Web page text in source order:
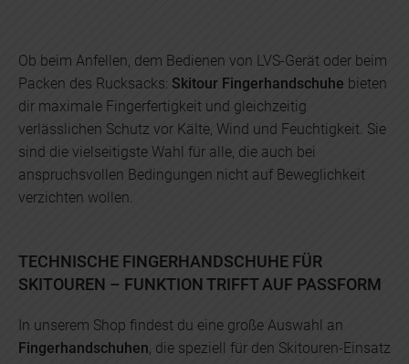
Ob beim Anfellen, dem Bedienen von LVS-Gerät oder beim
Packen des Rucksacks: Skitour Fingerhandschuhe bieten
dir maximale Fingerfertigkeit und gleichzeitig
verlässlichen Schutz vor Kälte, Wind und Feuchtigkeit. Sie
sind die vielseitigste Wahl für alle, die auch bei
anspruchsvollen Bedingungen nicht auf Beweglichkeit
verzichten wollen.
TECHNISCHE FINGERHANDSCHUHE FÜR
SKITOUREN – FUNKTION TRIFFT AUF PASSFORM
In unserem Shop findest du eine große Auswahl an
Fingerhandschuhen, die speziell für den Skitouren-Einsatz